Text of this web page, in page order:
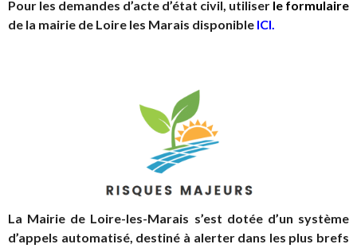
Pour les demandes d’acte d’état civil, utiliser le formulaire
de la mairie de Loire les Marais disponible ICI.
La Mairie de Loire-les-Marais s’est dotée d’un système
d’appels automatisé, destiné à alerter dans les plus brefs